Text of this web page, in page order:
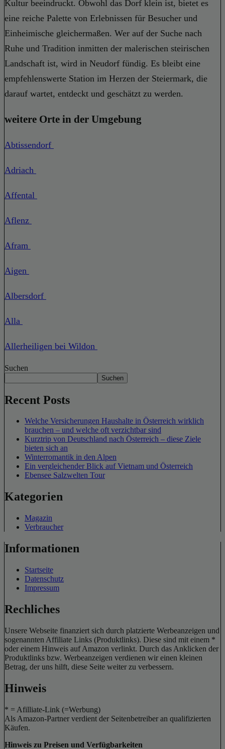
Kultur beeindruckt. Obwohl das Dorf klein ist, bietet es
eine reiche Palette von Erlebnissen für Besucher und
Einheimische gleichermaßen. Wer auf der Suche nach
Ruhe und Tradition inmitten der malerischen steirischen
Landschaft ist, wird in Neudorf fündig. Es bleibt eine
empfehlenswerte Station im Herzen der Steiermark, die
darauf wartet, entdeckt und geschätzt zu werden.
weitere Orte in der Umgebung
Abtissendorf
Adriach
Affental
Aflenz
Afram
Aigen
Albersdorf
Alla
Allerheiligen bei Wildon
Suchen
Suchen
Recent Posts
Welche Versicherungen Haushalte in Österreich wirklich
brauchen – und welche oft verzichtbar sind
Kurztrip von Deutschland nach Österreich – diese Ziele
bieten sich an
Winterromantik in den Alpen
Ein vergleichender Blick auf Vietnam und Österreich
Ebensee Salzwelten Tour
Kategorien
Magazin
Verbraucher
Informationen
Startseite
Datenschutz
Impressum
Rechliches
Unsere Webseite finanziert sich durch platzierte Werbeanzeigen und
sogenannten Affiliate Links (Produktlinks). Diese sind mit einem *
oder einem Hinweis auf Amazon verlinkt. Durch das Anklicken der
Produktlinks bzw. Werbeanzeigen verdienen wir einen kleinen
Betrag, der uns hilft, diese Seite weiter zu verbessern.
Hinweis
* = Afilliate-Link (=Werbung)
Als Amazon-Partner verdient der Seitenbetreiber an qualifizierten
Käufen.
Hinweis zu Preisen und Verfügbarkeiten